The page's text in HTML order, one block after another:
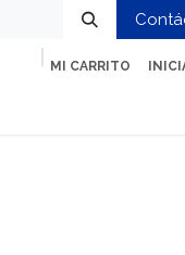
MI CARRITO